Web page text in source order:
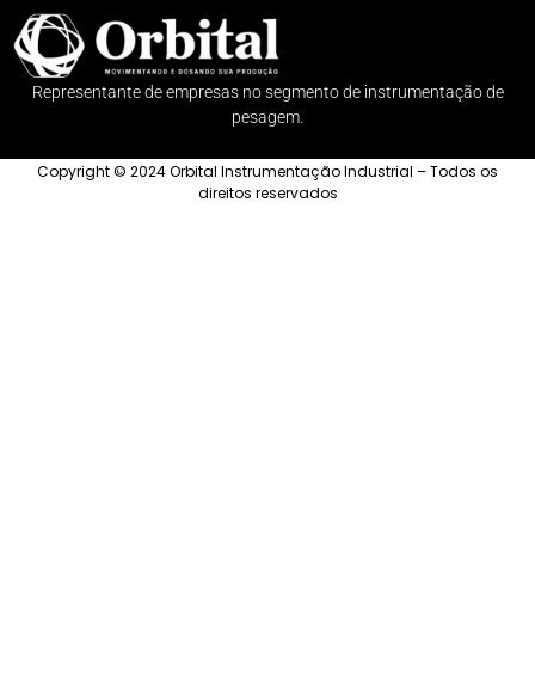
Representante de empresas no segmento de instrumentação de
pesagem.
Copyright © 2024 Orbital Instrumentação Industrial – Todos os
direitos reservados